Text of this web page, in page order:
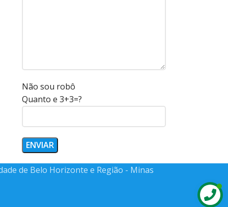
Não sou robô
Quanto e 3+3=?
de Belo Horizonte e Região - Minas